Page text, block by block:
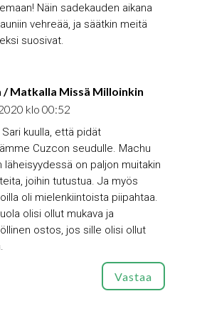
Näin sadekauden aikana
vehreää, ja säätkin meitä
suosivat.
/ Matkalla Missä Milloinkin
klo 00:52
Sari kuulla, että pidät
Cuzcon seudulle. Machu
läheisyydessä on paljon muitakin
joihin tutustua. Ja myös
oli mielenkiintoista piipahtaa.
olisi ollut mukava ja
ostos, jos sille olisi ollut
Vastaa